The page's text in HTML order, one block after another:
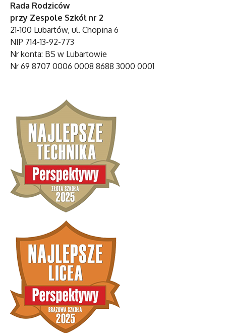
Rada Rodziców
przy Zespole Szkół nr 2
21-100 Lubartów, ul. Chopina 6
NIP 714-13-92-773
Nr konta: BS w Lubartowie
Nr 69 8707 0006 0008 8688 3000 0001